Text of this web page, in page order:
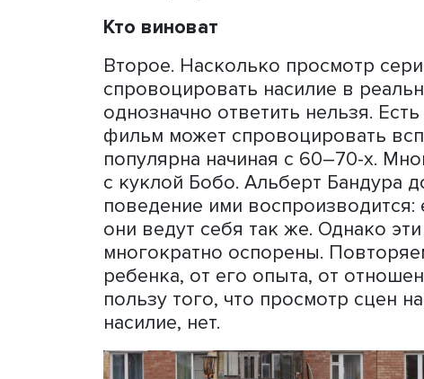
он с сильным, с
просто: быстрое, почти
повержен! Это не сто
двигаться вперед, набирая
очкам. По очкам — долго и
Очень интересно, из каких
подсели на этот сериал,
экономическому статусу и
психологическому
предположить, что такие
послабее: в реальной жизни
всё и сразу!